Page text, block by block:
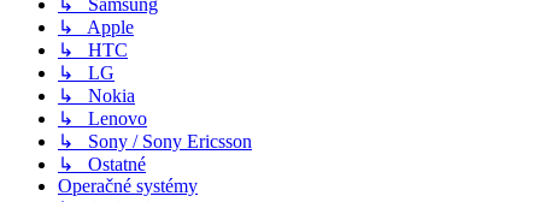
↳ Samsung
↳ Apple
↳ HTC
↳ LG
↳ Nokia
↳ Lenovo
↳ Sony / Sony Ericsson
↳ Ostatné
Operačné systémy